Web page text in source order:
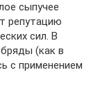
сыпучее
репутацию
сил. В
(как в
с применением